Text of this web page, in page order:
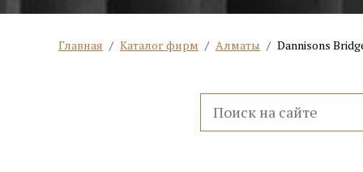
Главная / Каталог фирм / Алматы / Dannisons